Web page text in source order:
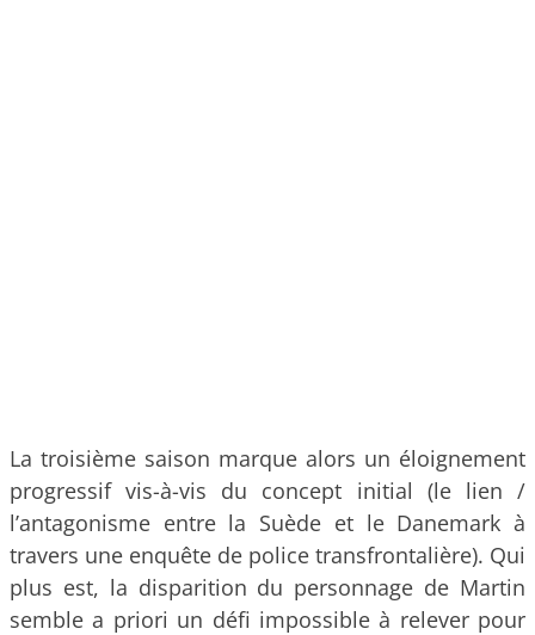
La troisième saison marque alors un éloignement
progressif vis-à-vis du concept initial (le lien /
l’antagonisme entre la Suède et le Danemark à
travers une enquête de police transfrontalière). Qui
plus est, la disparition du personnage de Martin
semble a priori un défi impossible à relever pour